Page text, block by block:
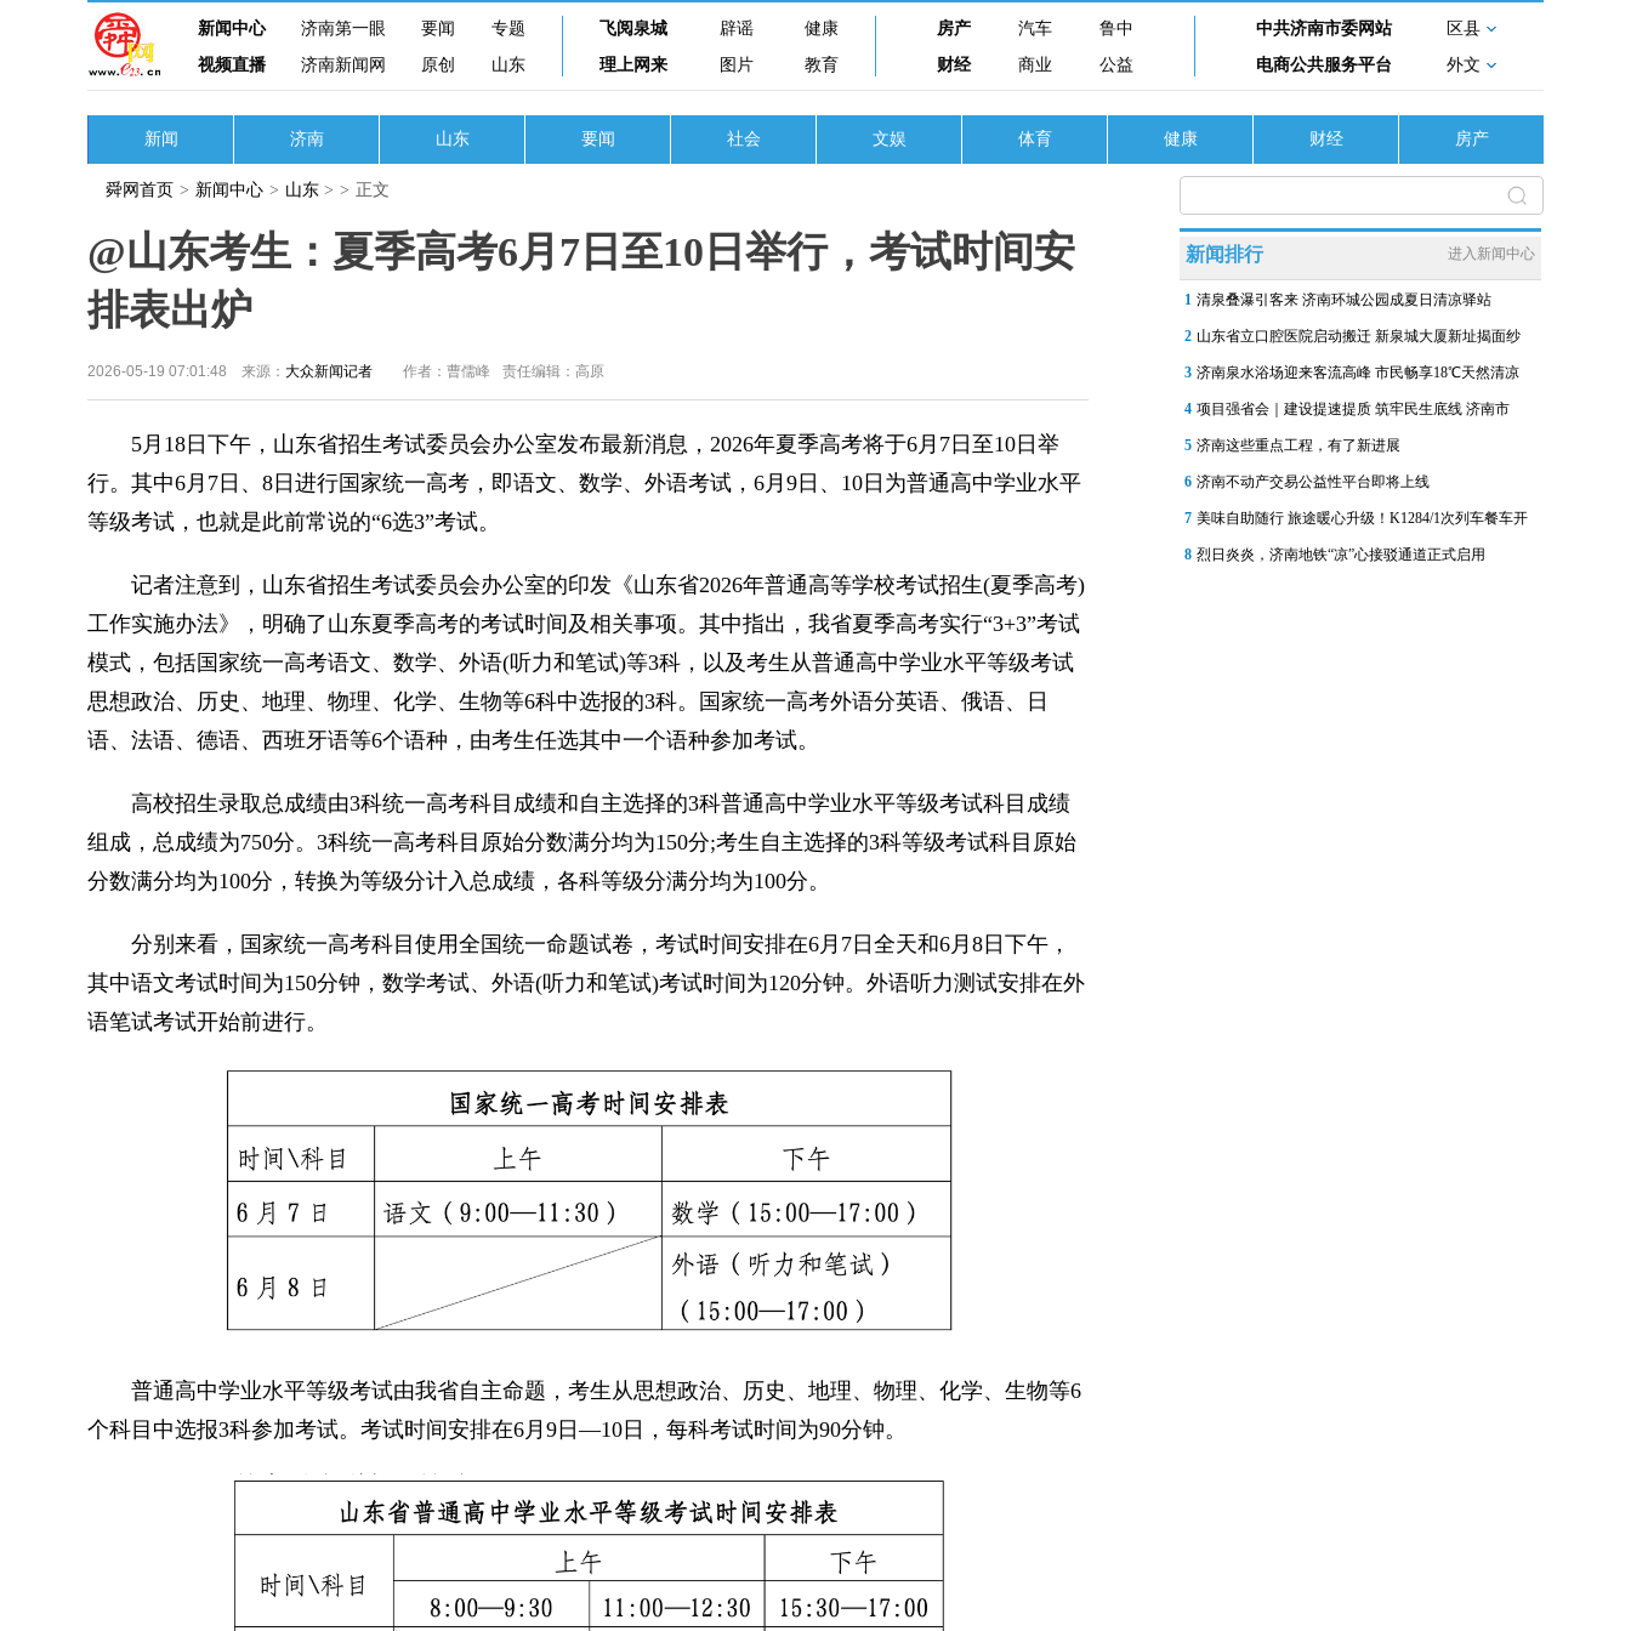
新闻中心 济南第一眼 要闻
专题
视频直播
济南新闻网 原创 山东
飞阅泉城 辟谣
健康
理上网来
图片 教育
房产 汽车
鲁中
财经
商业 公益
中共济南市委网站
区县
电商公共服务平台
外文
新闻 济南 山东 要闻 社会 文娱 体育 健康 财经 房产
舜网首页 > 新闻中心 > 山东 > > 正文
@山东考生：夏季高考6月7日至10日举行，考试时间安
排表出炉
2026-05-19 07:01:48 来源： 大众新闻记者 作者：曹儒峰 责任编辑：高原
5月18日下午，山东省招生考试委员会办公室发布最新消息，2026年夏季高考将于6月7日至10日举
行。其中6月7日、8日进行国家统一高考，即语文、数学、外语考试，6月9日、10日为普通高中学业水平
等级考试，也就是此前常说的“6选3”考试。
记者注意到，山东省招生考试委员会办公室的印发《山东省2026年普通高等学校考试招生(夏季高考)
工作实施办法》，明确了山东夏季高考的考试时间及相关事项。其中指出，我省夏季高考实行“3+3”考试
模式，包括国家统一高考语文、数学、外语(听力和笔试)等3科，以及考生从普通高中学业水平等级考试
思想政治、历史、地理、物理、化学、生物等6科中选报的3科。国家统一高考外语分英语、俄语、日
语、法语、德语、西班牙语等6个语种，由考生任选其中一个语种参加考试。
高校招生录取总成绩由3科统一高考科目成绩和自主选择的3科普通高中学业水平等级考试科目成绩
组成，总成绩为750分。3科统一高考科目原始分数满分均为150分;考生自主选择的3科等级考试科目原始
分数满分均为100分，转换为等级分计入总成绩，各科等级分满分均为100分。
分别来看，国家统一高考科目使用全国统一命题试卷，考试时间安排在6月7日全天和6月8日下午，
其中语文考试时间为150分钟，数学考试、外语(听力和笔试)考试时间为120分钟。外语听力测试安排在外
语笔试考试开始前进行。
普通高中学业水平等级考试由我省自主命题，考生从思想政治、历史、地理、物理、化学、生物等6
个科目中选报3科参加考试。考试时间安排在6月9日—10日，每科考试时间为90分钟。
新闻排行 进入新闻中心
1 清泉叠瀑引客来 济南环城公园成夏日清凉驿站
2 山东省立口腔医院启动搬迁 新泉城大厦新址揭面纱
3 济南泉水浴场迎来客流高峰 市民畅享18℃天然清凉
4 项目强省会｜建设提速提质 筑牢民生底线 济南市
5 济南这些重点工程，有了新进展
6 济南不动产交易公益性平台即将上线
7 美味自助随行 旅途暖心升级！K1284/1次列车餐车开
8 烈日炎炎，济南地铁“凉”心接驳通道正式启用